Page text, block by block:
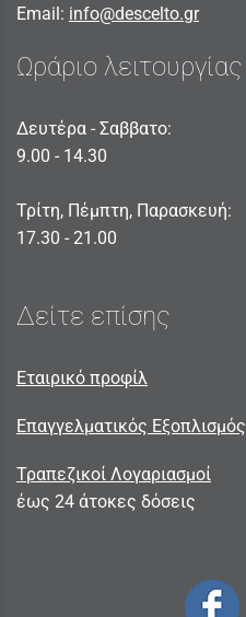
Email: info@descelto.gr
Ωράριο λειτουργίας
Δευτέρα - Σαββατο:
9.00 - 14.30
Τρίτη, Πέμπτη, Παρασκευή:
17.30 - 21.00
Δείτε επίσης
Εταιρικό προφίλ
Επαγγελματικός Εξοπλισμός
Τραπεζικοί Λογαριασμοί
έως 24 άτοκες δόσεις